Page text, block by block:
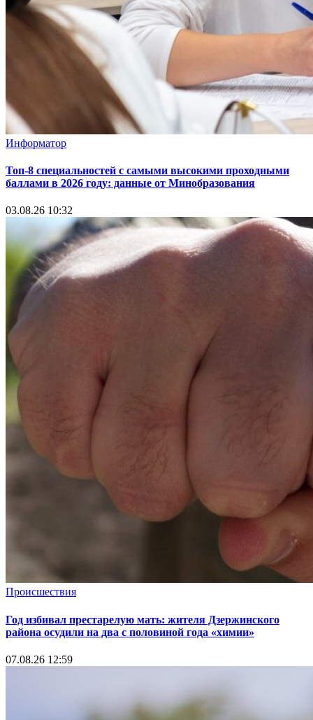
Информатор
Топ-8 специальностей с самыми высокими проходными
баллами в 2026 году: данные от Минобразования
03.08.26 10:32
Происшествия
Год избивал престарелую мать: жителя Дзержинского
района осудили на два с половиной года «химии»
07.08.26 12:59